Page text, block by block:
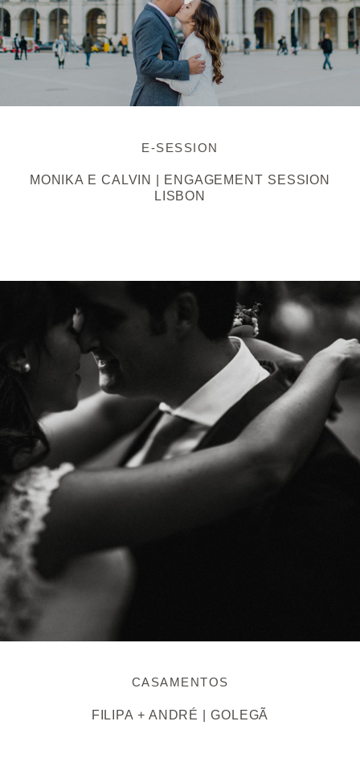
E-SESSION
MONIKA E CALVIN | ENGAGEMENT SESSION
LISBON
CASAMENTOS
FILIPA + ANDRÉ | GOLEGÃ